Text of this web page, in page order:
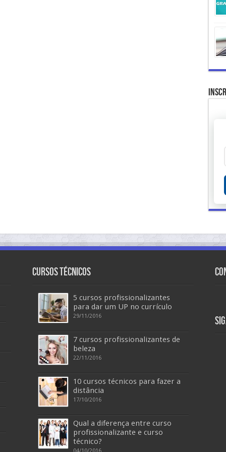
Cursos Técnicos
5 cursos profissionalizantes
para dar um UP no currículo
29/11/2016
7 cursos profissionalizantes de
beleza
22/11/2016
10 cursos técnicos para fazer a
distância
17/10/2016
Qual a diferença entre curso
profissionalizante e curso
técnico?